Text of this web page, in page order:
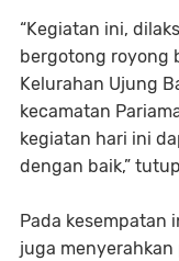
“Kegiatan ini,
bergotong royong
Kelurahan Ujung
kecamatan
kegiatan hari ini
dengan baik,”
Pada kesempatan
juga